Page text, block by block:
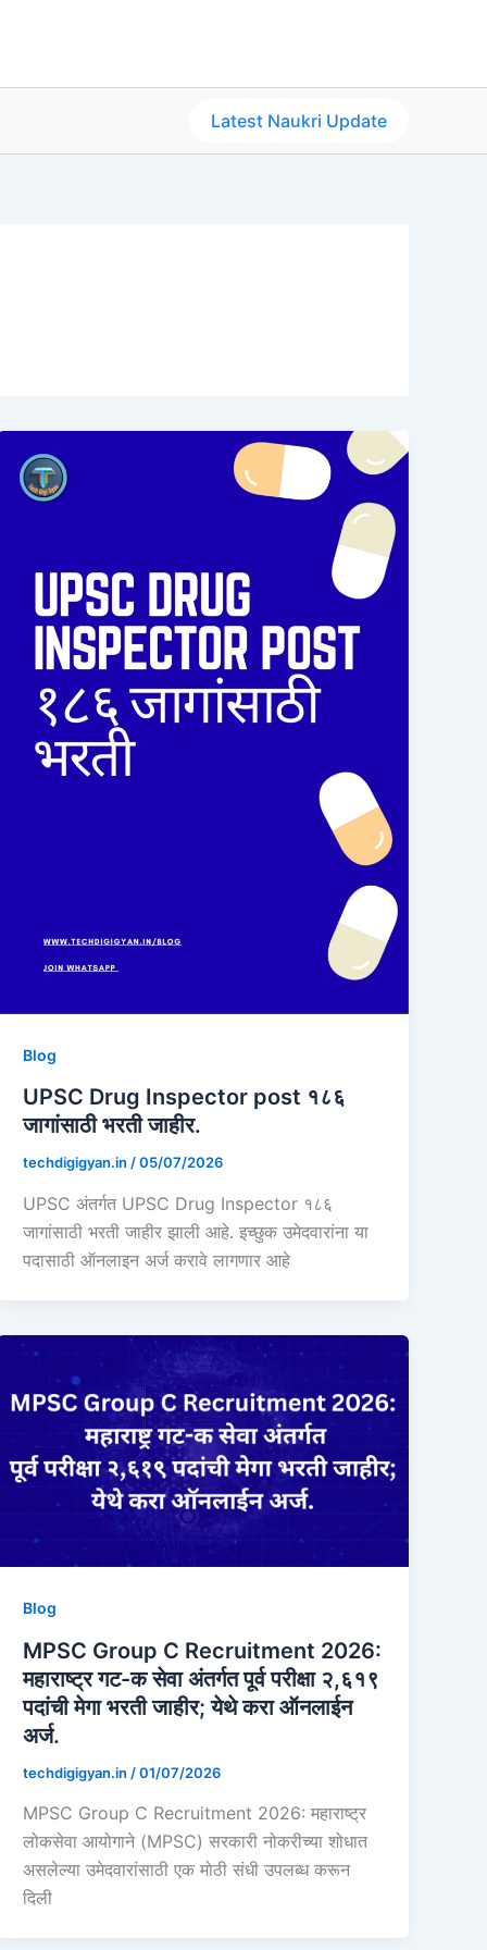
Latest Naukri Update
Blog
UPSC Drug Inspector post १८६
जागांसाठी भरती जाहीर.
techdigigyan.in/05/07/2026
UPSC अंतर्गत UPSC Drug Inspector १८६
जागांसाठी भरती जाहीर झाली आहे. इच्छुक उमेदवारांना या
पदासाठी ऑनलाइन अर्ज करावे लागणार आहे
Blog
MPSC Group C Recruitment 2026:
महाराष्ट्र गट-क सेवा अंतर्गत पूर्व परीक्षा २,६१९
पदांची मेगा भरती जाहीर; येथे करा ऑनलाईन
अर्ज.
techdigigyan.in /01/07/2026
MPSC Group C Recruitment 2026: महाराष्ट्र
लोकसेवा आयोगाने (MPSC) सरकारी नोकरीच्या शोधात
असलेल्या उमेदवारांसाठी एक मोठी संधी उपलब्ध करून
दिली